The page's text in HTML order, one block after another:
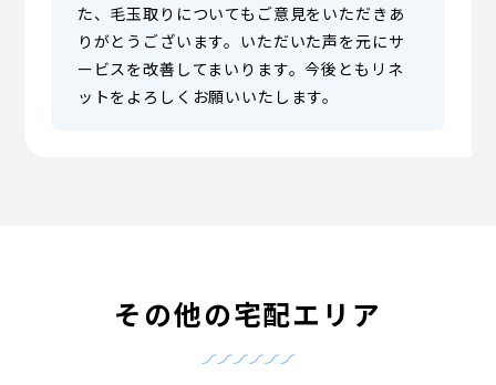
た、毛玉取りについてもご意見をいただきあ
りがとうございます。いただいた声を元にサ
ービスを改善してまいります。今後ともリネ
ットをよろしくお願いいたします。
その他の宅配エリア